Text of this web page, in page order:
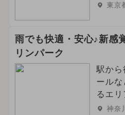
東京
雨でも快適・安心♪新感
リンパーク
駅か
ール
るエリ
神奈